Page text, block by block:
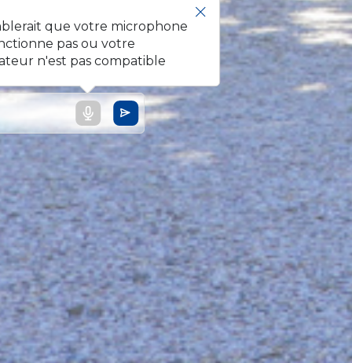
que votre microphone
pas ou votre
n'est pas compatible